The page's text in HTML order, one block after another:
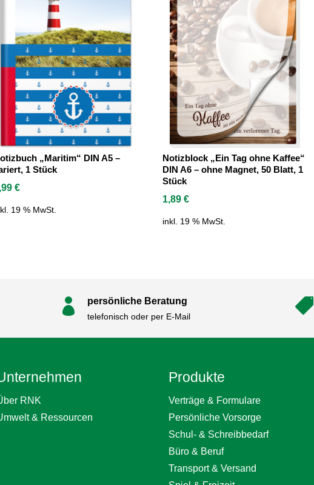
„Maritim“ DIN A5 –
1 Stück
€
19 % MwSt.
Notizblock „Ein Tag ohne Kaffee“
DIN A6 – ohne Magnet, 50 Blatt, 1
Stück
1,89€
inkl. 19 % MwSt.
 persönliche Beratung
telefonisch oder per E-Mail

RNK
& Ressourcen
Produkte
Verträge & Formulare
Persönliche Vorsorge
Schul- & Schreibbedarf
Büro & Beruf
Transport & Versand